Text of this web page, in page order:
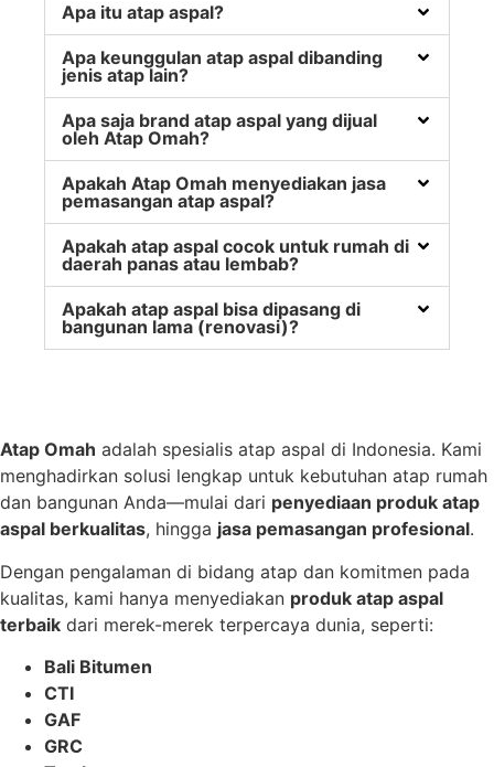
Apa itu atap aspal?
Apa keunggulan atap aspal dibanding
jenis atap lain?
Apa saja brand atap aspal yang dijual
oleh Atap Omah?
Apakah Atap Omah menyediakan jasa
pemasangan atap aspal?
Apakah atap aspal cocok untuk rumah di
daerah panas atau lembab?
Apakah atap aspal bisa dipasang di
bangunan lama (renovasi)?
Atap Omah adalah spesialis atap aspal di Indonesia. Kami
menghadirkan solusi lengkap untuk kebutuhan atap rumah
dan bangunan Anda—mulai dari penyediaan produk atap
aspal berkualitas, hingga jasa pemasangan profesional.
Dengan pengalaman di bidang atap dan komitmen pada
kualitas, kami hanya menyediakan produk atap aspal
terbaik dari merek-merek terpercaya dunia, seperti:
Bali Bitumen
CTI
GAF
GRC